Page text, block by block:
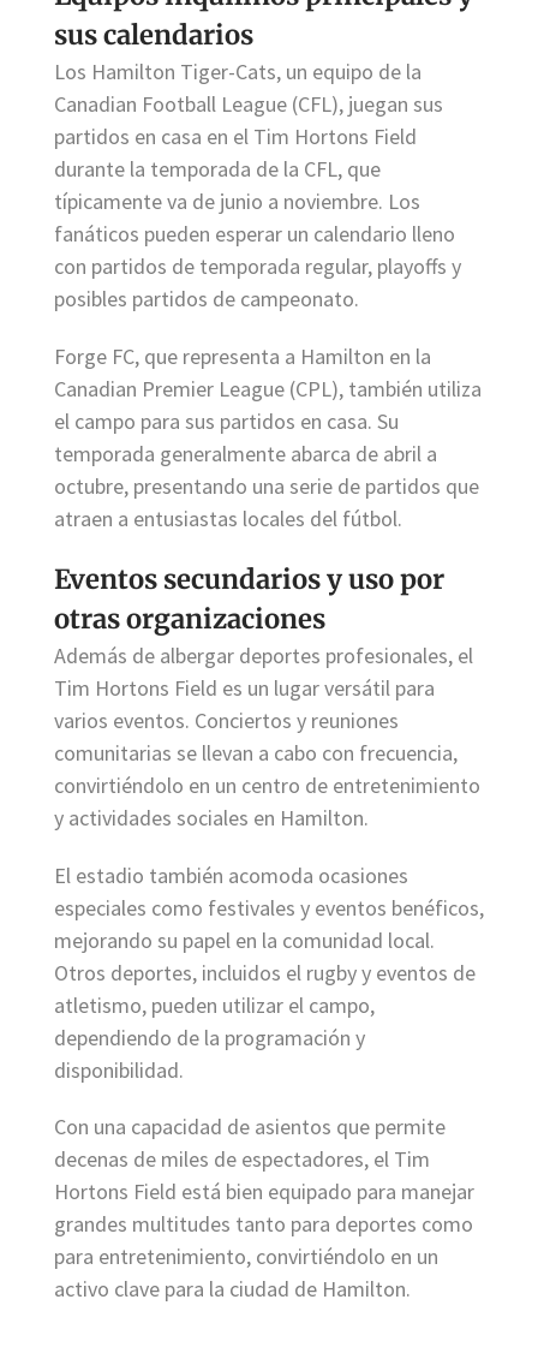
sus calendarios
Los Hamilton Tiger-Cats, un equipo de la
Canadian Football League (CFL), juegan sus
partidos en casa en el Tim Hortons Field
durante la temporada de la CFL, que
típicamente va de junio a noviembre. Los
fanáticos pueden esperar un calendario lleno
con partidos de temporada regular, playoffs y
posibles partidos de campeonato.
Forge FC, que representa a Hamilton en la
Canadian Premier League (CPL), también utiliza
el campo para sus partidos en casa. Su
temporada generalmente abarca de abril a
octubre, presentando una serie de partidos que
atraen a entusiastas locales del fútbol.
Eventos secundarios y uso por
otras organizaciones
Además de albergar deportes profesionales, el
Tim Hortons Field es un lugar versátil para
varios eventos. Conciertos y reuniones
comunitarias se llevan a cabo con frecuencia,
convirtiéndolo en un centro de entretenimiento
y actividades sociales en Hamilton.
El estadio también acomoda ocasiones
especiales como festivales y eventos benéficos,
mejorando su papel en la comunidad local.
Otros deportes, incluidos el rugby y eventos de
atletismo, pueden utilizar el campo,
dependiendo de la programación y
disponibilidad.
Con una capacidad de asientos que permite
decenas de miles de espectadores, el Tim
Hortons Field está bien equipado para manejar
grandes multitudes tanto para deportes como
para entretenimiento, convirtiéndolo en un
activo clave para la ciudad de Hamilton.